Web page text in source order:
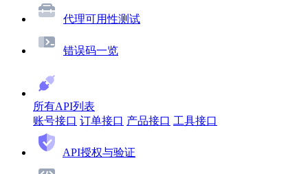
代理可用性测试
错误码一览
所有API列表
账号接口 订单接口 产品接口 工具接口
API授权与验证